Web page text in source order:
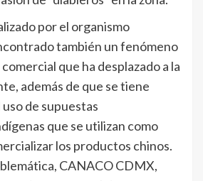
por el organismo
también un fenómeno
que ha desplazado a la
además de que se tiene
de supuestas
que se utilizan como
los productos chinos.
CANACO CDMX,